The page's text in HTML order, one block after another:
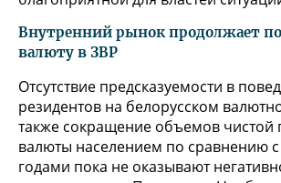
Внутренний рынок продолжает
валюту в ЗВР
Отсутствие предсказуемости в
резидентов на белорусском
также сокращение объемов чистой
валюты населением по сравнению
годами пока не оказывают